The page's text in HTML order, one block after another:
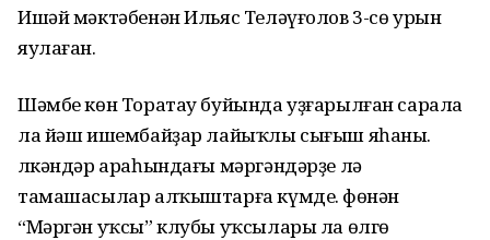
Ишәй мәктәбенән Ильяс Теләүғолов 3-сө урын
яулаған.
Шәмбе көн Торатау буйында уҙғарылған сарала
ла йәш ишембайҙар лайыҡлы сығыш яһаны.
Өлкәндәр араһындағы мәргәндәрҙе лә
тамашасылар алҡыштарға күмде. Өфөнән
“Мәргән уҡсы” клубы уҡсылары ла өлгө